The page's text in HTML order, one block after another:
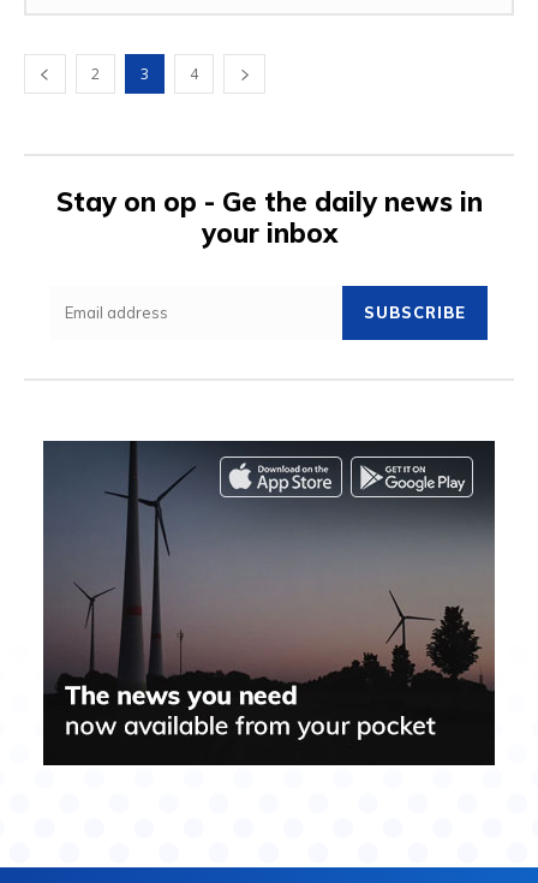
2 3 4
Stay on op - Ge the daily news in
your inbox
SUBSCRIBE